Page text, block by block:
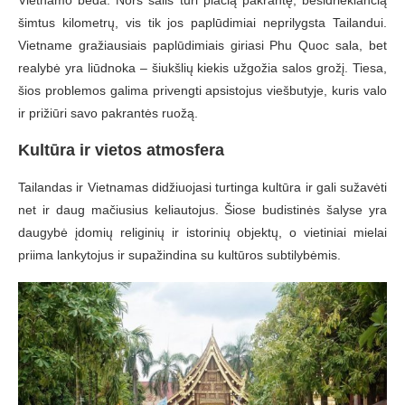
šimtus kilometrų, vis tik jos paplūdimiai neprilygsta Tailandui.
Vietname gražiausiais paplūdimiais giriasi Phu Quoc sala, bet
realybė yra liūdnoka – šiukšlių kiekis užgožia salos grožį. Tiesa,
šios problemos galima privengti apsistojus viešbutyje, kuris valo
ir prižiūri savo pakrantės ruožą.
Kultūra ir vietos atmosfera
Tailandas ir Vietnamas didžiuojasi turtinga kultūra ir gali sužavėti
net ir daug mačiusius keliautojus. Šiose budistinės šalyse yra
daugybė įdomių religinių ir istorinių objektų, o vietiniai mielai
priima lankytojus ir supažindina su kultūros subtilybėmis.